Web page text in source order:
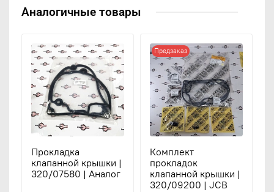
Аналогичные товары
Прокладка
клапанной крышки |
320/07580 | Аналог
Предзаказ
Комплект
прокладок
клапанной крышки |
320/09200 | JCB